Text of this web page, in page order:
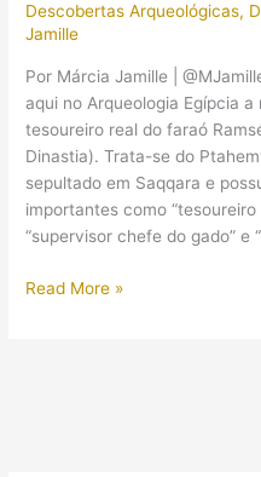
Descobertas Arqueológicas,
Jamille
Por Márcia Jamille |
aqui no Arqueologia Egípcia
tesoureiro real do faraó
Dinastia). Trata-se do
sepultado em Saqqara e
importantes como “tesoureiro
“supervisor chefe do gado”
Sarcófago
Read More »